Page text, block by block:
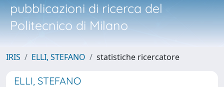
pubblicazioni di ricerca del
Politecnico di Milano
IRIS ELLI, STEFANO statistiche ricercatore
ELLI, STEFANO